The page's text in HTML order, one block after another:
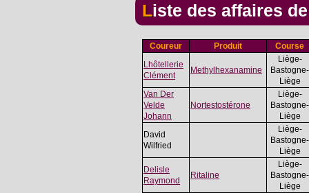
Liste des affaires
Coureur Produit
Course
Lhôtellerie
Clément
Methylhexanamine
Liège-
Bastogne-
Liège
Van Der
Velde
Johann
Nortestostérone
Liège-
Bastogne-
Liège
David
Wilfried
Liège-
Bastogne-
Liège
Delisle
Raymond
Ritaline
Liège-
Bastogne-
Liège